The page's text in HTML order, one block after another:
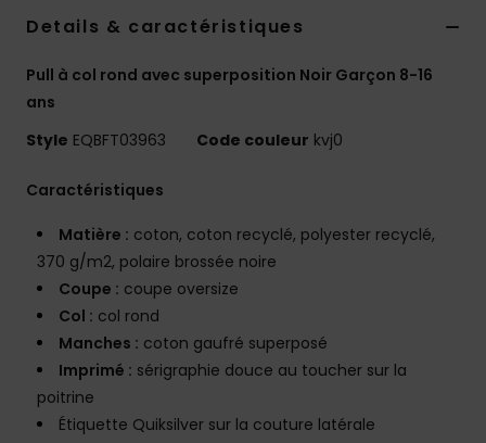
Details & caractéristiques
Pull à col rond avec superposition Noir Garçon 8-16
ans
Style EQBFT03963 Code couleur kvj0
Caractéristiques
Matière : coton, coton recyclé, polyester recyclé,
370 g/m2, polaire brossée noire
Coupe : coupe oversize
Col : col rond
Manches : coton gaufré superposé
Imprimé : sérigraphie douce au toucher sur la
poitrine
Étiquette Quiksilver sur la couture latérale